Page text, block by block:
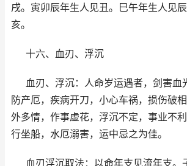
戌。寅卯辰年生人见丑。巳午年生人见
亥。
十六、血刃、浮沉
血刃、浮沉：人命岁运遇者，剑害血
防产厄，疾病开刀，小心车祸，损伤破
外多情，作事虚花，浮沉不定，事业不
行坐船，水厄溺害，运中忌之为佳。
血刃浮沉取法：以命年支见流年支。